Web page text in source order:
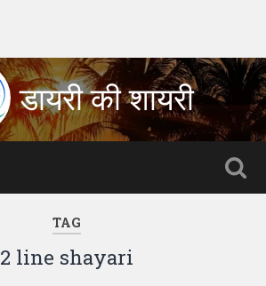
डायरी की शायरी
TAG
2 line shayari